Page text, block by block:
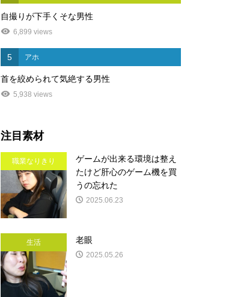
自撮りが下手くそな男性
6,899 views
5 アホ
首を絞められて気絶する男性
5,938 views
注目素材
職業なりきり
ゲームが出来る環境は整え
たけど肝心のゲーム機を買
うの忘れた
2025.06.23
生活 老眼
2025.05.26